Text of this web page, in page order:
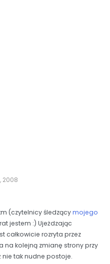
2008
(czytelnicy śledzącymojego
jestem :) Ujeżdzając
całkowicie rozryta przez
na kolejną zmianę strony przy
nie tak nudne postoje.